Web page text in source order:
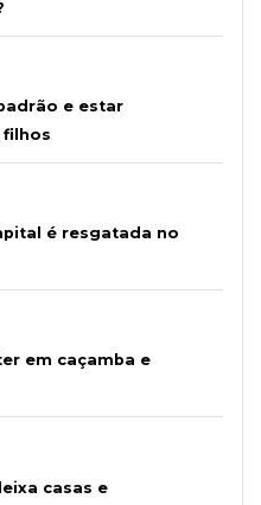
e estar
filhos
é resgatada no
em caçamba e
casas e